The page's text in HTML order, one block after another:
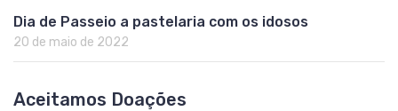
Dia de Passeio a pastelaria com os idosos
20 de maio de 2022
Aceitamos Doações